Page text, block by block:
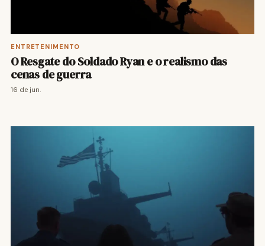
ENTRETENIMENTO
O Resgate do Soldado Ryan e o realismo das
cenas de guerra
16 de jun.